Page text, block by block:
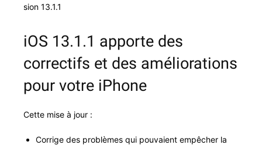
sion 13.1.1
iOS 13.1.1 apporte des
correctifs et des améliorations
pour votre iPhone
Cette mise à jour :
Cor­rige des prob­lèmes qui pou­vaient empêch­er la